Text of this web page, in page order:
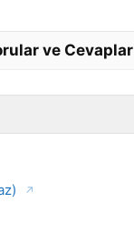
ve Cevaplar